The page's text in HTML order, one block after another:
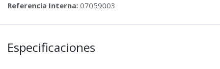
Referencia Interna: 07059003
Especificaciones